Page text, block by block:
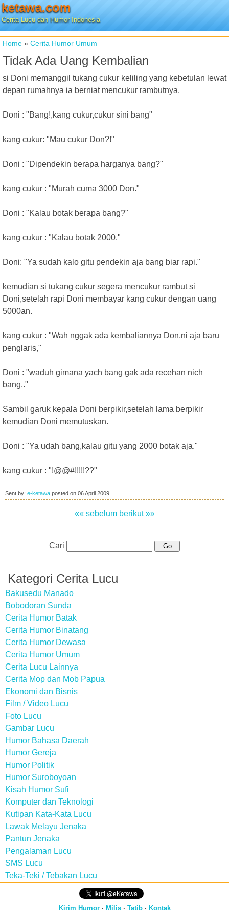
ketawa.com
Cerita Lucu dan Humor Indonesia
Home » Cerita Humor Umum
Tidak Ada Uang Kembalian
si Doni memanggil tukang cukur keliling yang kebetulan lewat
depan rumahnya ia berniat mencukur rambutnya.
Doni : "Bang!,kang cukur,cukur sini bang"
kang cukur: "Mau cukur Don?!"
Doni : "Dipendekin berapa harganya bang?"
kang cukur : "Murah cuma 3000 Don."
Doni : "Kalau botak berapa bang?"
kang cukur : "Kalau botak 2000."
Doni: "Ya sudah kalo gitu pendekin aja bang biar rapi."
kemudian si tukang cukur segera mencukur rambut si
Doni,setelah rapi Doni membayar kang cukur dengan uang
5000an.
kang cukur : "Wah nggak ada kembaliannya Don,ni aja baru
penglaris,"
Doni : "waduh gimana yach bang gak ada recehan nich
bang.."
Sambil garuk kepala Doni berpikir,setelah lama berpikir
kemudian Doni memutuskan.
Doni : "Ya udah bang,kalau gitu yang 2000 botak aja."
kang cukur : "!@@#!!!!!??"
Sent by: e-ketawa posted on 06 April 2009
«« sebelum berikut »»
Cari
Kategori Cerita Lucu
Bakusedu Manado
Bobodoran Sunda
Cerita Humor Batak
Cerita Humor Binatang
Cerita Humor Dewasa
Cerita Humor Umum
Cerita Lucu Lainnya
Cerita Mop dan Mob Papua
Ekonomi dan Bisnis
Film / Video Lucu
Foto Lucu
Gambar Lucu
Humor Bahasa Daerah
Humor Gereja
Humor Politik
Humor Suroboyoan
Kisah Humor Sufi
Komputer dan Teknologi
Kutipan Kata-Kata Lucu
Lawak Melayu Jenaka
Pantun Jenaka
Pengalaman Lucu
SMS Lucu
Teka-Teki / Tebakan Lucu
Kirim Humor· Milis· Tatib· Kontak